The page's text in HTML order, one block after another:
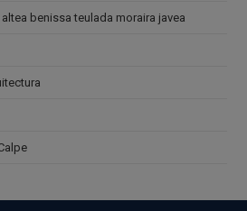
benissa teulada moraira javea